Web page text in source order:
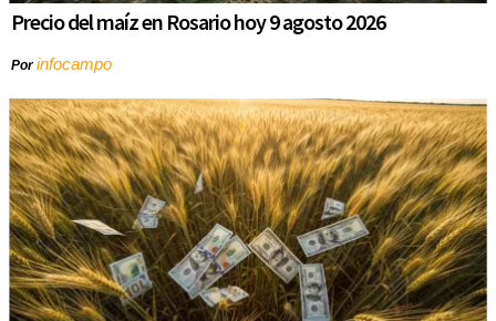
Precio del maíz en Rosario hoy 9 agosto 2026
Porinfocampo